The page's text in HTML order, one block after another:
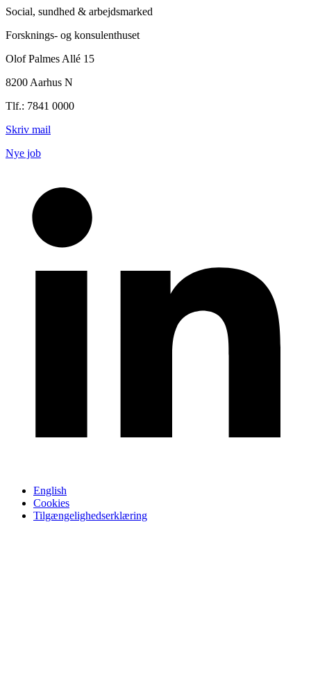
Social, sundhed & arbejdsmarked
Forsknings- og konsulenthuset
Olof Palmes Allé 15
8200 Aarhus N
Tlf.: 7841 0000
Skriv mail
Nye job
English
Cookies
Tilgængelighedserklæring